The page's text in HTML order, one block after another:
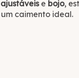
e bojo,
caimento ideal.